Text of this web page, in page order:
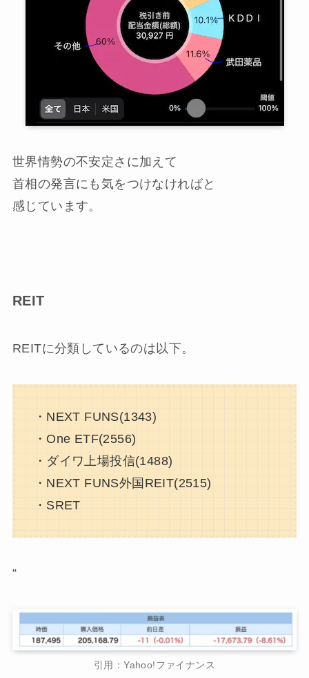
世界情勢の不安定さに加えて
首相の発言にも気をつけなければと
感じています。
REIT
REITに分類しているのは以下。
・NEXT FUNS(1343)
・One ETF(2556)
・ダイワ上場投信(1488)
・NEXT FUNS外国REIT(2515)
・SRET
“
引用：Yahoo!ファイナンス